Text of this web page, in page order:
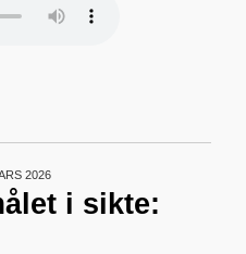
2026
i sikte: